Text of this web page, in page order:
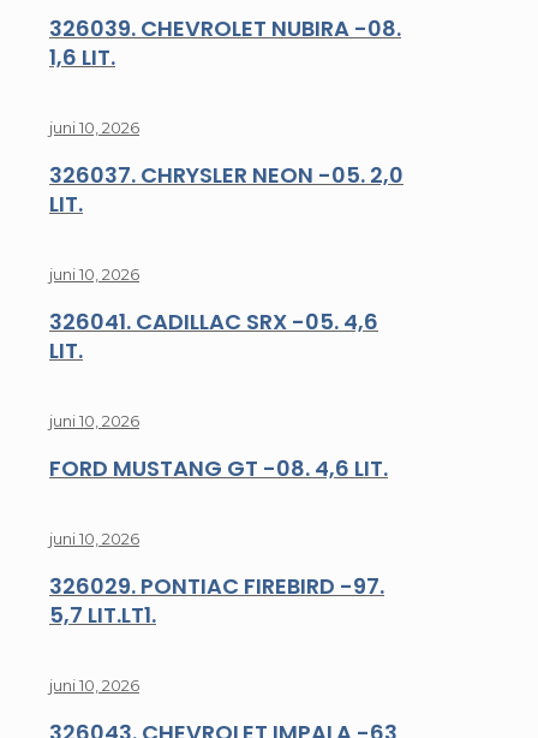
326039. CHEVROLET NUBIRA -08.
1,6 LIT.
juni 10, 2026
326037. CHRYSLER NEON -05. 2,0
LIT.
juni 10, 2026
326041. CADILLAC SRX -05. 4,6
LIT.
juni 10, 2026
FORD MUSTANG GT -08. 4,6 LIT.
juni 10, 2026
326029. PONTIAC FIREBIRD -97.
5,7 LIT.LT1.
juni 10, 2026